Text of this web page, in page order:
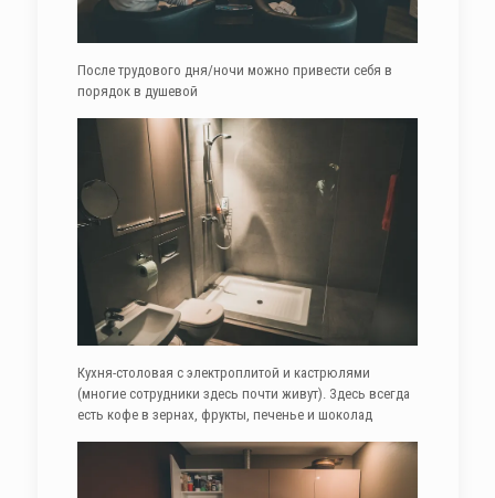
После трудового дня/ночи можно привести себя в
порядок в душевой
Кухня-столовая с электроплитой и кастрюлями
(многие сотрудники здесь почти живут). Здесь всегда
есть кофе в зернах, фрукты, печенье и шоколад